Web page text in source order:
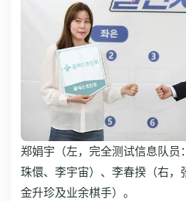
郑娟宇（左，完全测试信息队员
珠儇、李宇宙）、李春揆（右，
金升珍及业余棋手）。